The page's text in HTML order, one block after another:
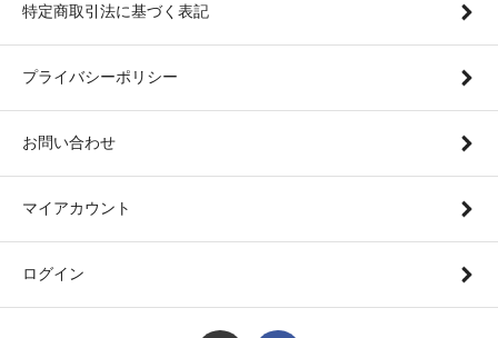
特定商取引法に基づく表記
プライバシーポリシー
お問い合わせ
マイアカウント
ログイン